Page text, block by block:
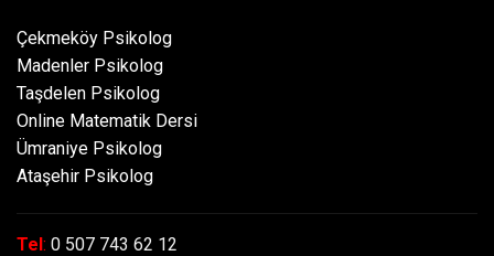
Çekmeköy Psikolog
Madenler Psikolog
Taşdelen Psikolog
Online Matematik Dersi
Ümraniye Psikolog
Ataşehir Psikolog
Tel: 0 507 743 62 12